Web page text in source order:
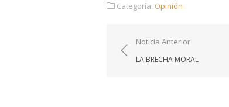
Categoría: Opinión
Navegación
de
Noticia Anterior
LA BRECHA MORAL